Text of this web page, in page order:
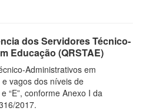
dos Servidores Técnico-
Educação (QRSTAE)
Administrativos em
vagos dos níveis de
e “E”, conforme Anexo I da
2017.